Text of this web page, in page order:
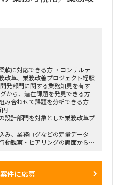
軟に対応できる方 ・コンサルテ
改革、業務改善プロジェクト経験
発部門に関する業務知見を有す
から、潜在課題を発見できる方
み合わせて課題を分析できる方
円
設計部門を対象とした業務改革プ
み、業務ログなどの定量データ
動観察・ヒアリングの両面から、
報告までを担います。
件に応募